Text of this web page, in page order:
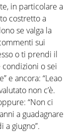
in particolare a
costretto a
se valga la
sui
o ti prendi il
condizioni o sei
e ancora: “Leao
non c’è.
“Non ci
a guadagnare
a giugno”.